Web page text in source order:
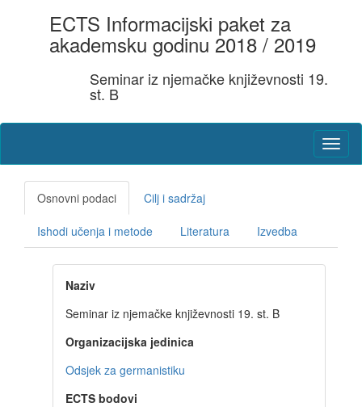
ECTS Informacijski paket za
akademsku godinu 2018 / 2019
Seminar iz njemačke književnosti 19.
st. B
Osnovni podaci Cilj i sadržaj
Ishodi učenja i metode Literatura Izvedba
Naziv
Seminar iz njemačke književnosti 19. st. B
Organizacijska jedinica
Odsjek za germanistiku
ECTS bodovi